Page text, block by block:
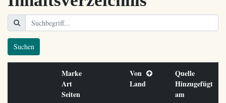
Suchen
Marke
Art
Seiten
Von
Land
Quelle
Hinzugefügt
am